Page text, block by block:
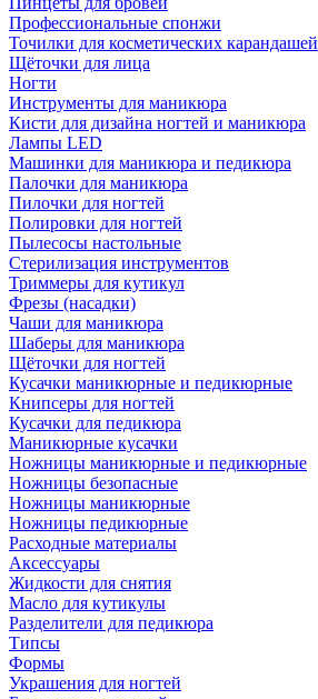
Профессиональные спонжи
Точилки для косметических карандашей
Щёточки для лица
Ногти
Инструменты для маникюра
Кисти для дизайна ногтей и маникюра
Лампы LED
Машинки для маникюра и педикюра
Палочки для маникюра
Пилочки для ногтей
Полировки для ногтей
Пылесосы настольные
Стерилизация инструментов
Триммеры для кутикул
Фрезы (насадки)
Чаши для маникюра
Шаберы для маникюра
Щёточки для ногтей
Кусачки маникюрные и педикюрные
Книпсеры для ногтей
Кусачки для педикюра
Маникюрные кусачки
Ножницы маникюрные и педикюрные
Ножницы безопасные
Ножницы маникюрные
Ножницы педикюрные
Расходные материалы
Аксессуары
Жидкости для снятия
Масло для кутикулы
Разделители для педикюра
Типсы
Формы
Украшения для ногтей